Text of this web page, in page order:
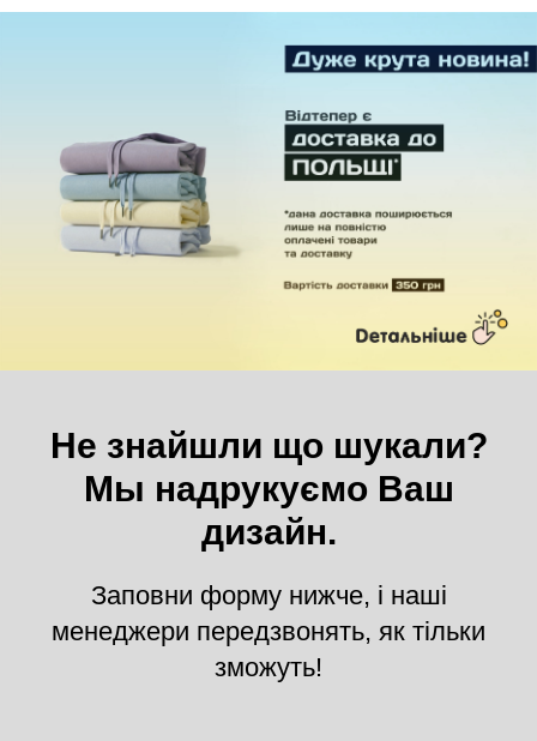
Не знайшли що шукали?
Мы надрукуємо Ваш
дизайн.
Заповни форму нижче, і наші
менеджери передзвонять, як тільки
зможуть!